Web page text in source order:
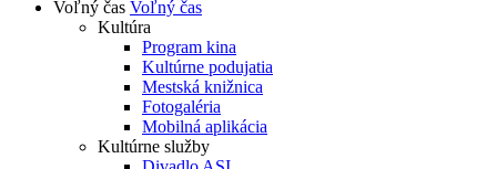
Voľný čas Voľný čas
Kultúra
Program kina
Kultúrne podujatia
Mestská knižnica
Fotogaléria
Mobilná aplikácia
Kultúrne služby